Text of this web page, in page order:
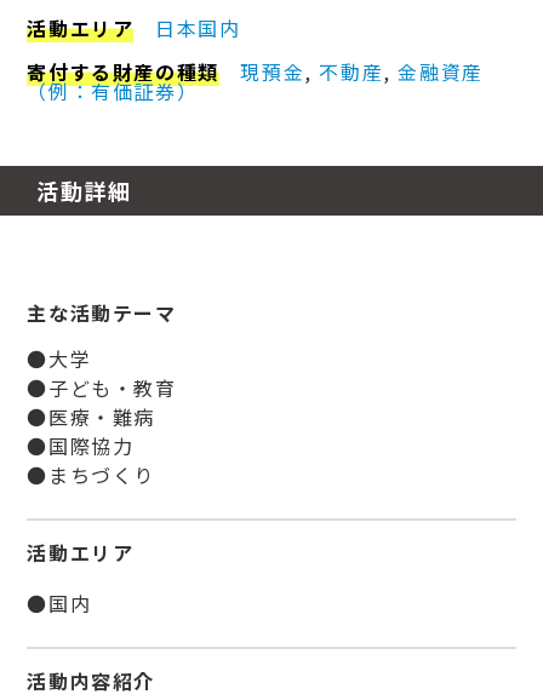
活動エリア
日本国内
寄付する財産の種類
現預金, 不動産, 金融資産
（例：有価証券）
活動詳細
主な活動テーマ
●大学
●子ども・教育
●医療・難病
●国際協力
●まちづくり
活動エリア
●国内
活動内容紹介